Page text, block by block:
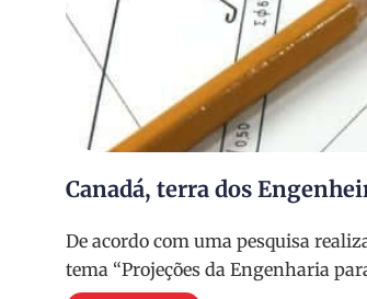
Canadá, terra dos
De acordo com uma pesquisa
tema “Projeções da Engenharia